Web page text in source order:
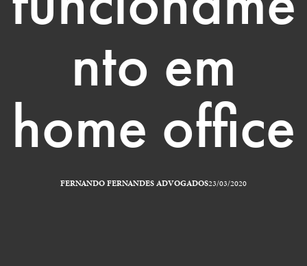
nto em
home office
FERNANDO FERNANDES ADVOGADOS23/03/2020